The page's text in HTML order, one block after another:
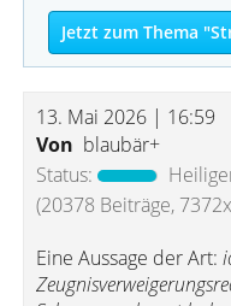
Jetzt zum Thema
13. Mai 2026 | 16:59
Von blaubär+
Status:
(20378 Beiträge,
Eine Aussage der Art: